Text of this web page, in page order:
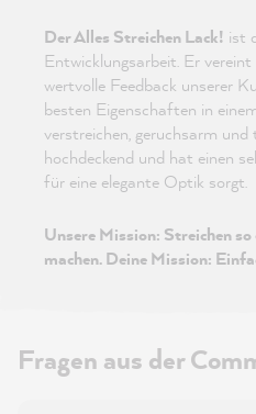
Der Alles Streichen Lack! ist
Entwicklungsarbeit. Er
wertvolle Feedback unserer
besten Eigenschaften in
verstreichen, geruchsarm
hochdeckend und hat einen
für eine elegante Optik sorgt.
Unsere Mission: Streichen
machen. Deine Mission:
Fragen aus der